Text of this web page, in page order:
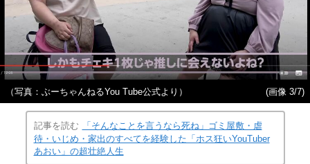
（写真：ぶーちゃんねるYou Tube公式より） (画像 3/7)
記事を読む
「そんなことを言うなら死ね」ゴミ屋敷・虐
待・いじめ・家出のすべてを経験した「ホス狂いYouTuber
あおい」の超壮絶人生